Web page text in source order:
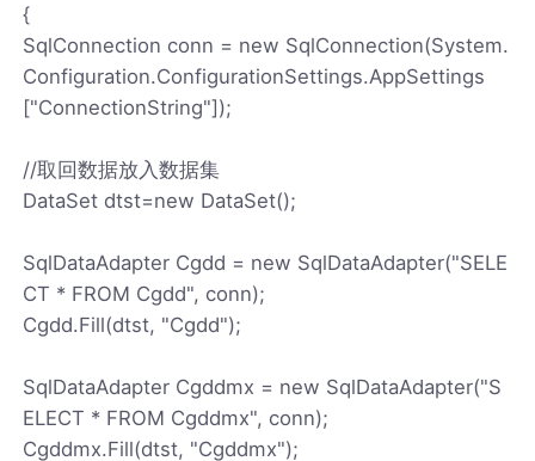
{
SqlConnection conn = new SqlConnection(System.
Configuration.ConfigurationSettings.AppSettings
["ConnectionString"]);
//取回数据放入数据集
DataSet dtst=new DataSet();
SqlDataAdapter Cgdd = new SqlDataAdapter("SELE
CT * FROM Cgdd", conn);
Cgdd.Fill(dtst, "Cgdd");
SqlDataAdapter Cgddmx = new SqlDataAdapter("S
ELECT * FROM Cgddmx", conn);
Cgddmx.Fill(dtst, "Cgddmx");